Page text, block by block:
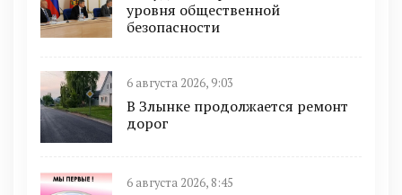
уровня общественной
безопасности
6 августа 2026, 9:03
В Злынке продолжается ремонт
дорог
6 августа 2026, 8:45